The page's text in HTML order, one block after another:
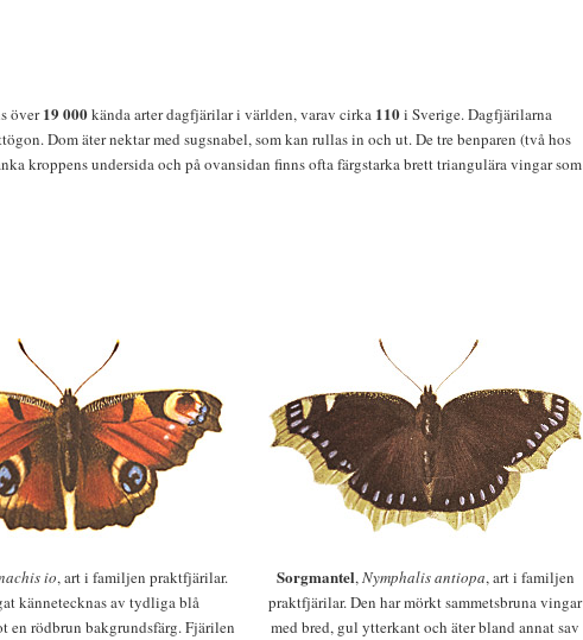
över19 000kända arter dagfjärilar i världen, varav cirka 110i Sverige. Dagfjärilarna
Dom äter nektar med sugsnabel, som kan rullas in och ut. De tre benparen (två hos
kroppens undersida och på ovansidan finns ofta färgstarka brett triangulära vingar som
io, art i familjen praktfjärilar.
kännetecknas av tydliga blå
en rödbrun bakgrundsfärg. Fjärilen
Sorgmantel,Nymphalis antiopa, art i familjen
praktfjärilar. Den har mörkt sammetsbruna vingar
med bred, gul ytterkant och äter bland annat sav